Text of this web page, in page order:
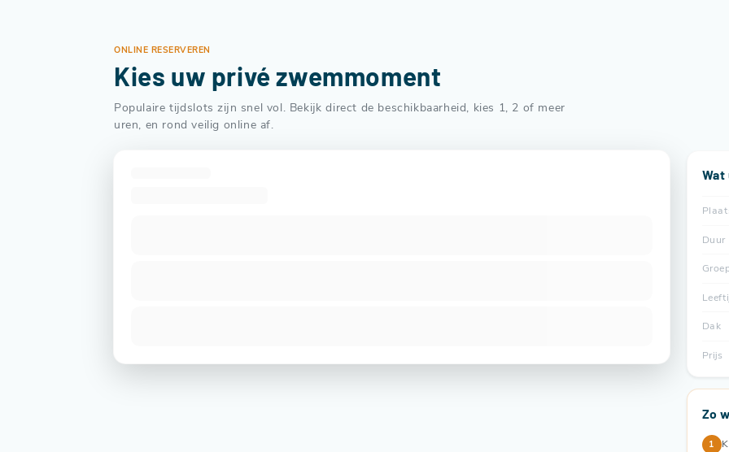
ONLINE RESERVEREN
Kies uw privé zwemmoment
Populaire tijdslots zijn snel vol. Bekijk direct de beschikbaarheid, kies 1, 2 of meer
uren, en rond veilig online af.
Duur
Dak
Prijs
Zo
1